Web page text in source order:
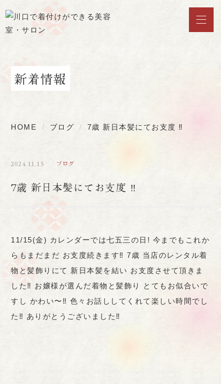
新着情報
HOME ブログ 7歳 新日本髪にてお支度 ‼︎
2024.11.15 ブログ
7歳 新日本髪にてお支度 ‼︎
11/15(金) カレンダーでは七五三の日! 今までもこれか
らもまだまだ お支度続きます‼︎ 7歳 当店のレンタル着
物と髪飾りにて 新日本髪を結い お支度させて頂きま
した‼︎ お嬢様が選んだ着物と髪飾り とてもお似合いで
すし かわい〜‼︎ 色々お話ししてくれて楽しい時間でし
た‼︎ ありがとうございました‼︎